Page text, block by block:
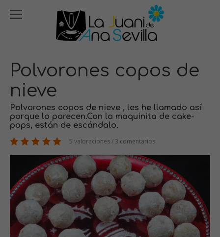
Polvorones copos de
nieve
Polvorones copos de nieve , les he llamado así
porque lo parecen.Con la maquinita de cake-
pops, están de escándalo.
5 valoraciones / 3 comentarios